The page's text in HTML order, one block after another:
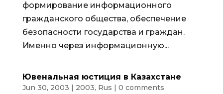
формирование информационного
гражданского общества, обеспечение
безопасности государства и граждан.
Именно через информационную...
Ювенальная юстиция в Казахстане
Jun 30, 2003 | 2003, Rus | 0 comments